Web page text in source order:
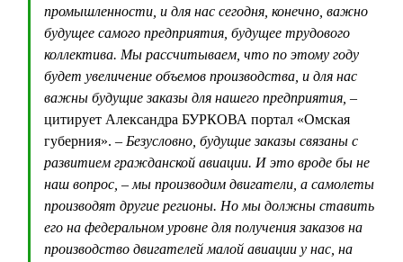
промышленности, и для нас сегодня, конечно, важно
будущее самого предприятия, будущее трудового
коллектива. Мы рассчитываем, что по этому году
будет увеличение объемов производства, и для нас
важны будущие заказы для нашего предприятия, –
цитирует Александра БУРКОВА портал «Омская
губерния». – Безусловно, будущие заказы связаны с
развитием гражданской авиации. И это вроде бы не
наш вопрос, – мы производим двигатели, а самолеты
производят другие регионы. Но мы должны ставить
его на федеральном уровне для получения заказов на
производство двигателей малой авиации у нас, на